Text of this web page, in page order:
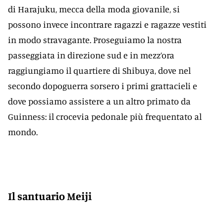
di Harajuku, mecca della moda giovanile, si
possono invece incontrare ragazzi e ragazze vestiti
in modo stravagante. Proseguiamo la nostra
passeggiata in direzione sud e in mezz’ora
raggiungiamo il quartiere di Shibuya, dove nel
secondo dopoguerra sorsero i primi grattacieli e
dove possiamo assistere a un altro primato da
Guinness: il crocevia pedonale più frequentato al
mondo.
Il santuario Meiji